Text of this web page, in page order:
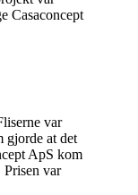
Casaconcept
var
gjorde at det
ApS kom
Prisen var